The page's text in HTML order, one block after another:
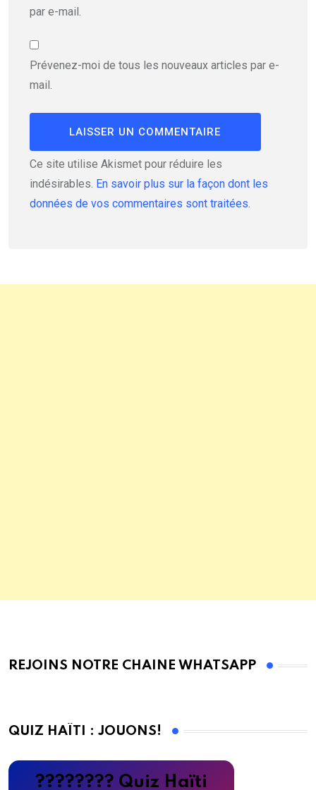
par e-mail.
Prévenez-moi de tous les nouveaux articles par e-
mail.
Ce site utilise Akismet pour réduire les
indésirables. En savoir plus sur la façon dont les
données de vos commentaires sont traitées.
REJOINS NOTRE CHAINE WHATSAPP
QUIZ HAÏTI : JOUONS!
???????? Quiz Haïti